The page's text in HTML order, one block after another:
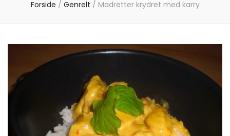
Forside / Genrelt / Madretter krydret med karry